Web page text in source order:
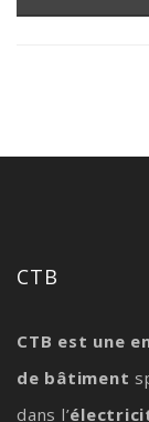
CTB
CTB est une
de bâtiment
dans l’